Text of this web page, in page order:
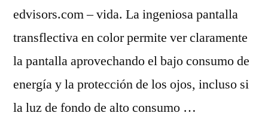
edvisors.com – vida. La ingeniosa pantalla
transflectiva en color permite ver claramente
la pantalla aprovechando el bajo consumo de
energía y la protección de los ojos, incluso si
la luz de fondo de alto consumo …